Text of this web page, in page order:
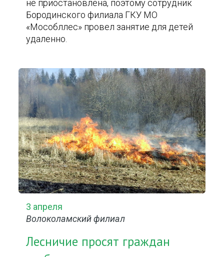
не приостановлена, поэтому сотрудник
Бородинского филиала ГКУ МО
«Мособллес» провел занятие для детей
удаленно.
3 апреля
Волоколамский филиал
Лесничие просят граждан